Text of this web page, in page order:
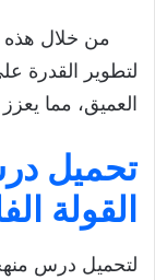
من خلال هذه
لتطوير القدرة
العميق، مما
تحميل
القولة
لتحميل درس